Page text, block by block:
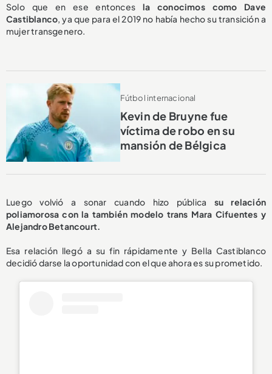
Solo que en ese entonces la conocimos como Dave
Castiblanco, ya que para el 2019 no había hecho su transición a
mujer transgenero.
Fútbol internacional
Kevin de Bruyne fue
víctima de robo en su
mansión de Bélgica
Luego volvió a sonar cuando hizo pública su relación
poliamorosa con la también modelo trans Mara Cifuentes y
Alejandro Betancourt.
Esa relación llegó a su fin rápidamente y Bella Castiblanco
decidió darse la oportunidad con el que ahora es su prometido.